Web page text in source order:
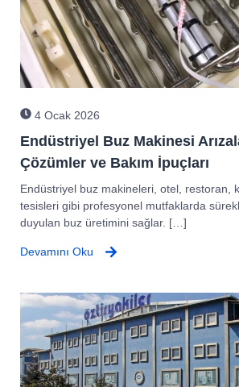
4 Ocak 2026
Endüstriyel Buz Makinesi
Çözümler ve Bakım İpuçları
Endüstriyel buz makineleri, otel, restoran,
tesisleri gibi profesyonel mutfaklarda
duyulan buz üretimini sağlar. […]
Devamını Oku